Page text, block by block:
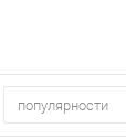
популярности